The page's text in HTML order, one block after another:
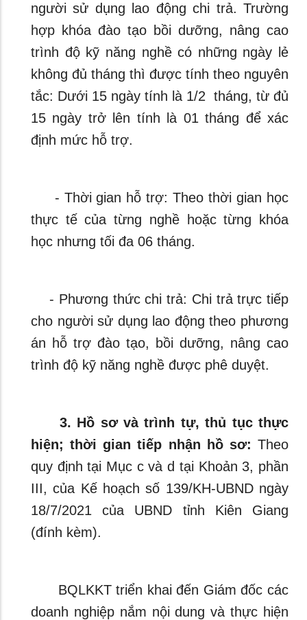
người sử dụng lao động chi trả. Trường
hợp khóa đào tạo bồi dưỡng, nâng cao
trình độ kỹ năng nghề có những ngày lẻ
không đủ tháng thì được tính theo nguyên
tắc: Dưới 15 ngày tính là 1/2 tháng, từ đủ
15 ngày trở lên tính là 01 tháng để xác
định mức hỗ trợ.
- Thời gian hỗ trợ: Theo thời gian học
thực tế của từng nghề hoặc từng khóa
học nhưng tối đa 06 tháng.
- Phương thức chi trả: Chi trả trực tiếp
cho người sử dụng lao động theo phương
án hỗ trợ đào tạo, bồi dưỡng, nâng cao
trình độ kỹ năng nghề được phê duyệt.
3. Hồ sơ và trình tự, thủ tục thực
hiện; thời gian tiếp nhận hồ sơ: Theo
quy định tại Mục c và d tại Khoản 3, phần
III, của Kế hoạch số 139/KH-UBND ngày
18/7/2021 của UBND tỉnh Kiên Giang
(đính kèm).
BQLKKT triển khai đến Giám đốc các
doanh nghiệp nắm nội dung và thực hiện